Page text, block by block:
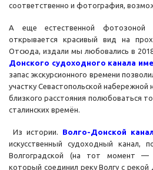
соответственно и фотография,
А еще естественной фотозоной
открывается красивый вид на
Отсюда, издали мы любовались в
Донского судоходного канала
запас экскурсионного времени
участку Севастопольской
близкого расстояния полюбоваться
сталинских времён.
Из истории. Волго-Донской
искусственный судоходный канал,
Волгоградской (на тот момент —
который соединил реку Волгу с